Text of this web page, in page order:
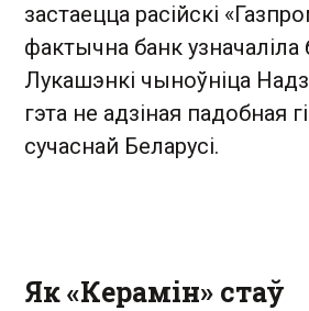
застаецца расійскі
фактычна банк узначаліла
Лукашэнкі чыноўніца
гэта не адзіная падобная
сучаснай Беларусі.
Як «Керамін» стаў